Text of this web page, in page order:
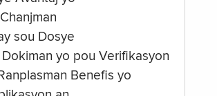
sou Dosye
yo pou Verifikasyon
Benefis yo